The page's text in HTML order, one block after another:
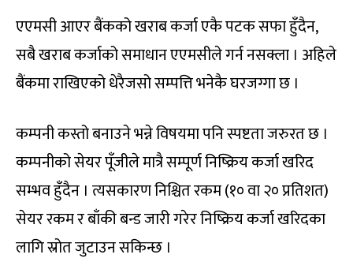
एएमसी आएर बैंकको खराब कर्जा एकै पटक सफा हुँदैन,
सबै खराब कर्जाको समाधान एएमसीले गर्न नसक्ला । अहिले
बैंकमा राखिएको धेरैजसो सम्पत्ति भनेकै घरजग्गा छ ।
कम्पनी कस्तो बनाउने भन्ने विषयमा पनि स्पष्टता जरुरत छ ।
कम्पनीको सेयर पूँजीले मात्रै सम्पूर्ण निष्क्रिय कर्जा खरिद
सम्भव हुँदैन । त्यसकारण निश्चित रकम (१० वा २० प्रतिशत)
सेयर रकम र बाँकी बन्ड जारी गरेर निष्क्रिय कर्जा खरिदका
लागि स्रोत जुटाउन सकिन्छ ।